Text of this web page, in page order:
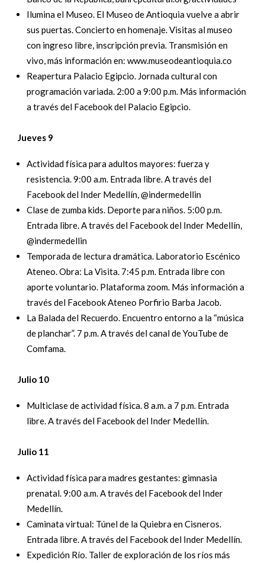
Ilumina el Museo. El Museo de Antioquia vuelve a abrir
sus puertas. Concierto en homenaje. Visitas al museo
con ingreso libre, inscripción previa. Transmisión en
vivo, más información en: www.museodeantioquia.co
Reapertura Palacio Egipcio. Jornada cultural con
programación variada. 2:00 a 9:00 p.m. Más información
a través del Facebook del Palacio Egipcio.
Jueves 9
Actividad física para adultos mayores: fuerza y
resistencia. 9:00 a.m. Entrada libre. A través del
Facebook del Inder Medellín, @indermedellin
Clase de zumba kids. Deporte para niños. 5:00 p.m.
Entrada libre. A través del Facebook del Inder Medellín,
@indermedellin
Temporada de lectura dramática. Laboratorio Escénico
Ateneo. Obra: La Visita. 7:45 p.m. Entrada libre con
aporte voluntario. Plataforma zoom. Más información a
través del Facebook Ateneo Porfirio Barba Jacob.
La Balada del Recuerdo. Encuentro entorno a la “música
de planchar”. 7 p.m. A través del canal de YouTube de
Comfama.
Julio 10
Multiclase de actividad física. 8 a.m. a 7 p.m. Entrada
libre. A través del Facebook del Inder Medellín.
Julio 11
Actividad física para madres gestantes: gimnasia
prenatal. 9:00 a.m. A través del Facebook del Inder
Medellín.
Caminata virtual: Túnel de la Quiebra en Cisneros.
Entrada libre. A través del Facebook del Inder Medellín.
Expedición Río. Taller de exploración de los ríos más